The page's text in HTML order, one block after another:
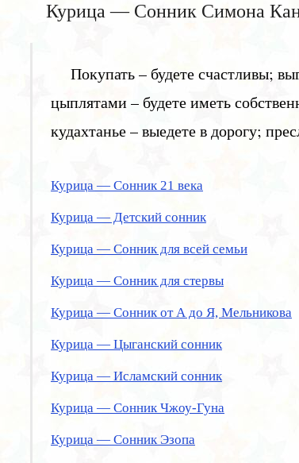
Курица — Сонник Симона
Покупать – будете счастливы;
цыплятами – будете иметь
кудахтанье – выедете в дорогу;
Курица — Сонник 21 века
Курица — Детский сонник
Курица — Сонник для всей семьи
Курица — Сонник для стервы
Курица — Сонник от А до Я, Мельникова
Курица — Цыганский сонник
Курица — Исламский сонник
Курица — Сонник Чжоу-Гуна
Курица — Сонник Эзопа